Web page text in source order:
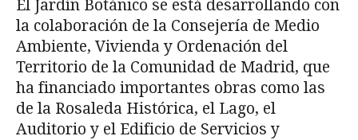
El Jardín Botánico se está desarrollando con
la colaboración de la Consejería de Medio
Ambiente, Vivienda y Ordenación del
Territorio de la Comunidad de Madrid, que
ha financiado importantes obras como las
de la Rosaleda Histórica, el Lago, el
Auditorio y el Edificio de Servicios y